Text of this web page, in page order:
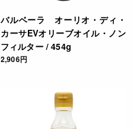
バルベーラ オーリオ・ディ・
カーサEVオリーブオイル・ノン
フィルター / 454g
2,906円